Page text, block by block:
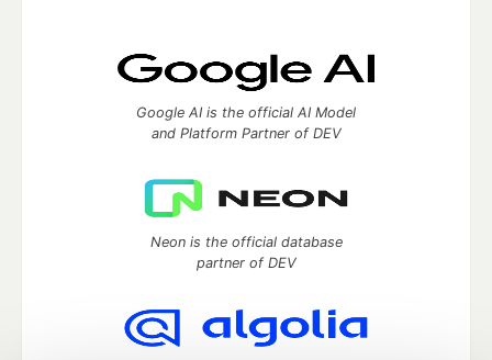
Google AI is the official AI Model
and Platform Partner of DEV
Neon is the official database
partner of DEV